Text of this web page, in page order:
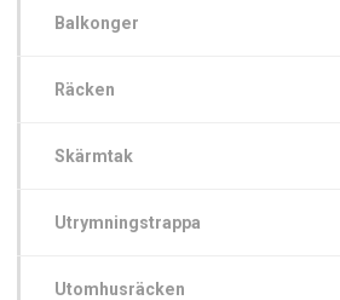
Balkonger
Räcken
Skärmtak
Utrymningstrappa
Utomhusräcken